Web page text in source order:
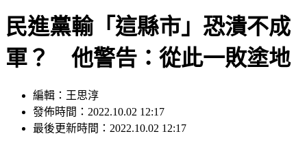
民進黨輸「這縣市」恐潰不成
軍？ 他警告：從此一敗塗地
編輯：王思淳
發佈時間：2022.10.02 12:17
最後更新時間：2022.10.02 12:17